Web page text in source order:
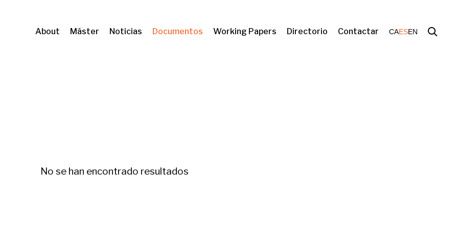
About Máster Noticias Documentos Working Papers Directorio Contactar CAESEN
No se han encontrado resultados